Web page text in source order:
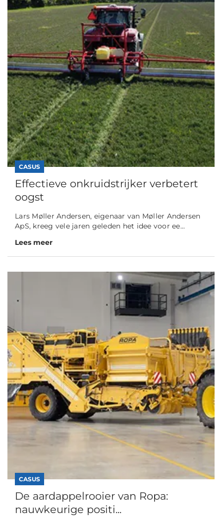
CASUS
Effectieve onkruidstrijker verbetert
oogst
Lars Møller Andersen, eigenaar van Møller Andersen
ApS, kreeg vele jaren geleden het idee voor ee...
Lees meer
CASUS
De aardappelrooier van Ropa:
nauwkeurige positi...